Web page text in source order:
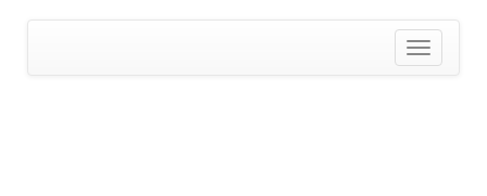
Toggle
navigation